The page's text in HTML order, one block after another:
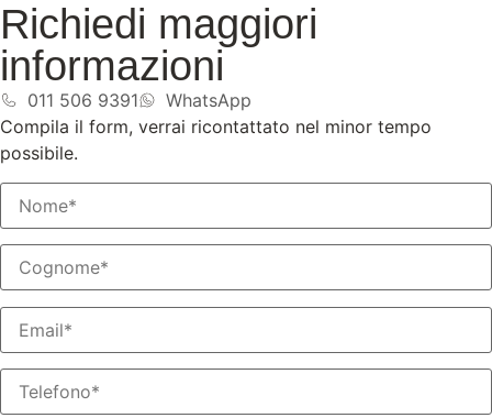
Richiedi maggiori
informazioni
011 506 9391
WhatsApp
Compila il form, verrai ricontattato nel minor tempo
possibile.